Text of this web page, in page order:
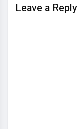
Leave a Reply